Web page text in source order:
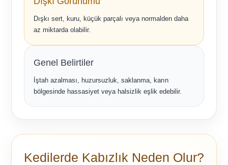
Dışkı sert, kuru, küçük parçalı veya normalden daha
az miktarda olabilir.
Genel Belirtiler
İştah azalması, huzursuzluk, saklanma, karın
bölgesinde hassasiyet veya halsizlik eşlik edebilir.
Kedilerde Kabızlık Neden Olur?